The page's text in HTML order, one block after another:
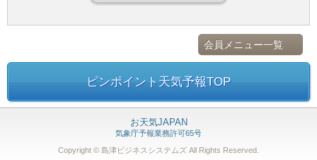
会員メニュー一覧
ピンポイント天気予報TOP
お天気JAPAN
気象庁予報業務許可65号
Copyright © 島津ビジネスシステムズ All Rights Reserved.